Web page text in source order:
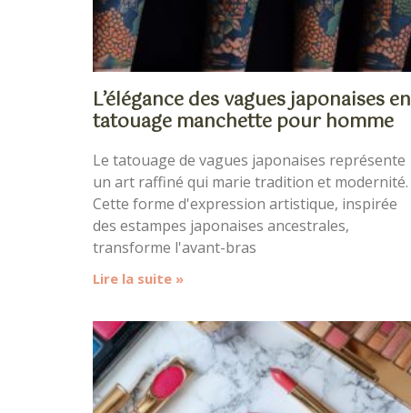
L’élégance des vagues japonaises en
tatouage manchette pour homme
Le tatouage de vagues japonaises représente
un art raffiné qui marie tradition et modernité.
Cette forme d'expression artistique, inspirée
des estampes japonaises ancestrales,
transforme l'avant-bras
Lire la suite »